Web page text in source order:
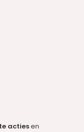
actiesen